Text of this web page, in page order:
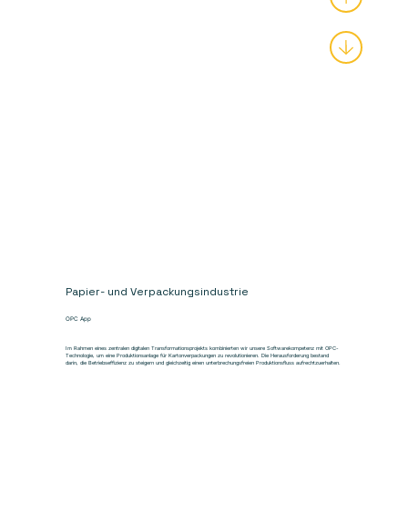
Papier- und Verpackungsindustrie
OPC App
Im Rahmen eines zentralen digitalen Transformationsprojekts kombinierten wir unsere Softwarekompetenz mit OPC-
Technologie, um eine Produktionsanlage für Kartonverpackungen zu revolutionieren. Die Herausforderung bestand
darin, die Betriebseffizienz zu steigern und gleichzeitig einen unterbrechungsfreien Produktionsfluss aufrechtzuerhalten.